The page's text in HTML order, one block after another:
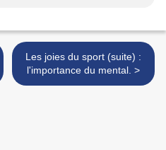
Les joies du sport (suite) :
l'importance du mental. >